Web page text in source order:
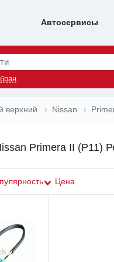
Автосервисы
верхний Nissan
Primera II (P11)
Цена